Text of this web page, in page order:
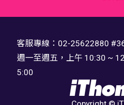
客服專線：02-25622880
週一至週五，上午 10:30 ~
5:00